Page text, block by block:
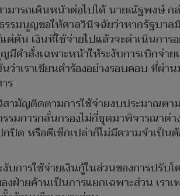
มารถเดินหน้าต่อไปได้ นายณัฐพงษ์​ ก
รมนูญขอให้ศาลวินิจฉัยว่าหากรัฐบาล
น เงินที่ใช้จ่ายไปแล้วจะดำเนินการอ
ำสั่งเฉพาะหน้าให้ระงับการเบิกจ่าย
เราเขียนคำร้องอย่างรอบคอบ ที่ผ่า
ร
มัญติดตามการใช้จ่ายงบประมาณตา
รมการกลั่นกรองไม่กี่ชุดมาพิจารณาต่
ด หรือตีเช็กเปล่าก็ไม่มีความจำเป็นต้
ารใช้จ่ายเงินกู้ในส่วนของการปรับโ
ฝ่ายค้านเป็นการแยกเฉพาะส่วน เรา